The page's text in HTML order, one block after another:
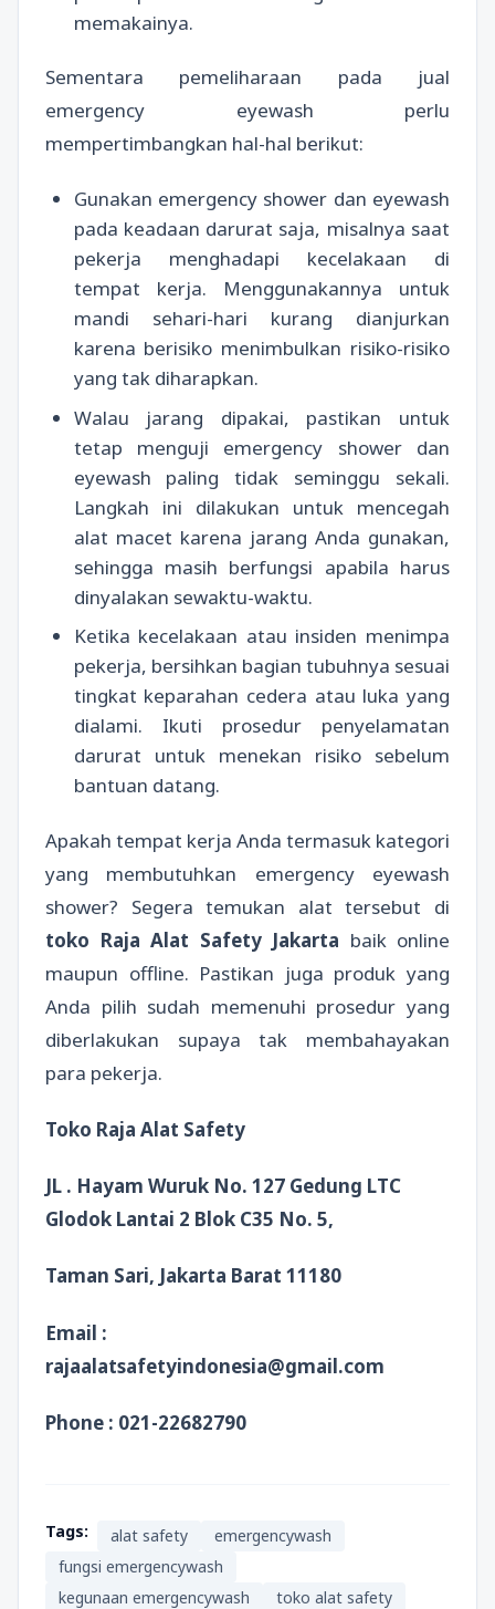
memakainya.
Sementara pemeliharaan pada jual
emergency eyewash perlu
mempertimbangkan hal-hal berikut:
Gunakan emergency shower dan eyewash
pada keadaan darurat saja, misalnya saat
pekerja menghadapi kecelakaan di
tempat kerja. Menggunakannya untuk
mandi sehari-hari kurang dianjurkan
karena berisiko menimbulkan risiko-risiko
yang tak diharapkan.
Walau jarang dipakai, pastikan untuk
tetap menguji emergency shower dan
eyewash paling tidak seminggu sekali.
Langkah ini dilakukan untuk mencegah
alat macet karena jarang Anda gunakan,
sehingga masih berfungsi apabila harus
dinyalakan sewaktu-waktu.
Ketika kecelakaan atau insiden menimpa
pekerja, bersihkan bagian tubuhnya sesuai
tingkat keparahan cedera atau luka yang
dialami. Ikuti prosedur penyelamatan
darurat untuk menekan risiko sebelum
bantuan datang.
Apakah tempat kerja Anda termasuk kategori
yang membutuhkan emergency eyewash
shower? Segera temukan alat tersebut di
toko Raja Alat Safety Jakarta baik online
maupun offline. Pastikan juga produk yang
Anda pilih sudah memenuhi prosedur yang
diberlakukan supaya tak membahayakan
para pekerja.
Toko Raja Alat Safety
JL . Hayam Wuruk No. 127 Gedung LTC
Glodok Lantai 2 Blok C35 No. 5,
Taman Sari, Jakarta Barat 11180
Email :
rajaalatsafetyindonesia@gmail.com
Phone : 021-22682790
Tags: alat safety
emergencywash
fungsi emergencywash
kegunaan emergencywash
toko alat safety